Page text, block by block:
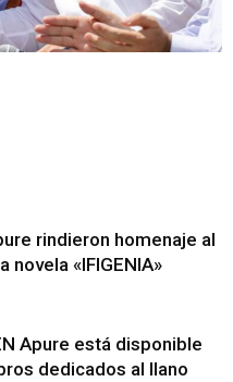
rindieron homenaje al
novela «IFIGENIA»
Apure está disponible
dedicados al llano